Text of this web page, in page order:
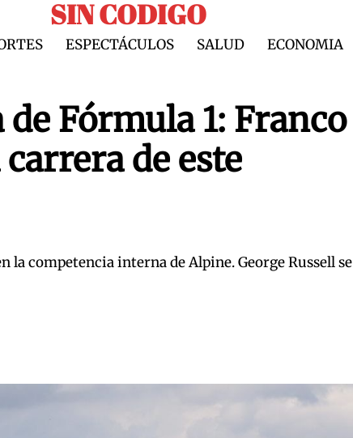
SIN CODIGO
ESPECTÁCULOS SALUD ECONOMIA
Fórmula 1: Franco
de este
competencia interna de Alpine. George Russell se